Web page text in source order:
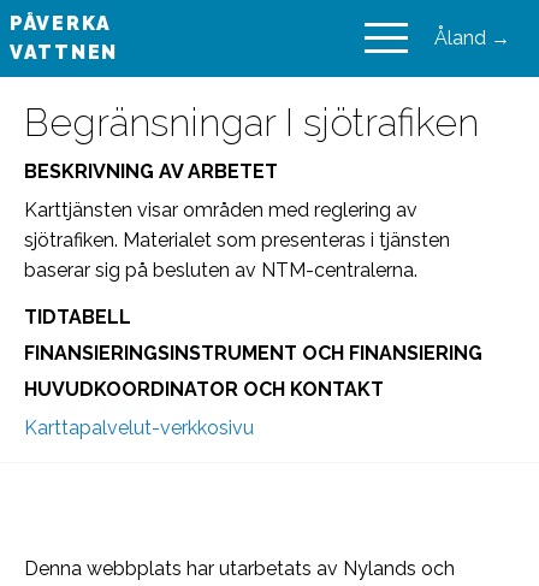
PÅVERKA
VATTNEN
Åland →
Begränsningar I sjötrafiken
BESKRIVNING AV ARBETET
Karttjänsten visar områden med reglering av
sjötrafiken. Materialet som presenteras i tjänsten
baserar sig på besluten av NTM-centralerna.
TIDTABELL
FINANSIERINGSINSTRUMENT OCH FINANSIERING
HUVUDKOORDINATOR OCH KONTAKT
Karttapalvelut-verkkosivu
Denna webbplats har utarbetats av Nylands och